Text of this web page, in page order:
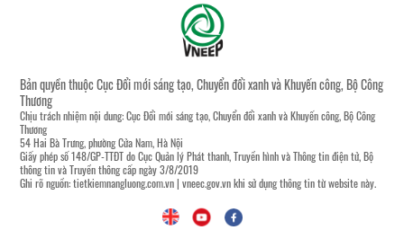
Bản quyền thuộc Cục Đổi mới sáng tạo, Chuyển đổi xanh và Khuyến công, Bộ Công
Thương
Chịu trách nhiệm nội dung: Cục Đổi mới sáng tạo, Chuyển đổi xanh và Khuyến công, Bộ Công
Thương
54 Hai Bà Trưng, phường Cửa Nam, Hà Nội
Giấy phép số 148/GP-TTĐT do Cục Quản lý Phát thanh, Truyền hình và Thông tin điện tử, Bộ
thông tin và Truyền thông cấp ngày 3/8/2019
Ghi rõ nguồn:tietkiemnangluong.com.vn| vneec.gov.vnkhi sử dụng thông tin từ website này.